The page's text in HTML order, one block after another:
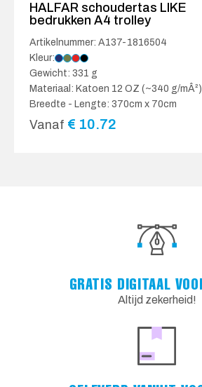
HALFAR schoudertas LIKE
bedrukken A4 trolley
Artikelnummer: A137-1816504
Kleur:
Gewicht: 331 g
Materiaal: Katoen 12 OZ (~340 g/mÂ²)
Breedte - Lengte: 370cm x 70cm
Vanaf € 10.72
GRATIS DIGITAAL
Altijd zekerheid!